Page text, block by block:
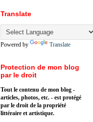
Translate
Powered by Translate
Protection de mon blog
par le droit
Tout le contenu de mon blog -
articles, photos, etc. - est protégé
par le droit de la propriété
littéraire et artistique.